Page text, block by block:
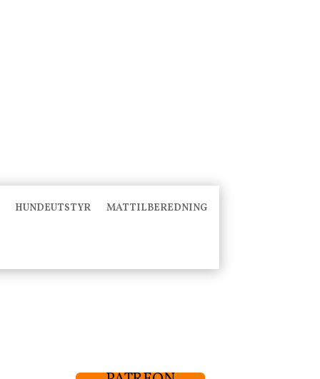
HUNDEUTSTYR MATTILBEREDNING